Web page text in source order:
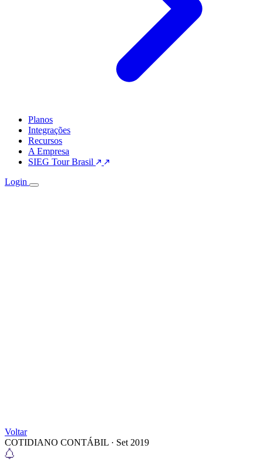
Planos
Integrações
Recursos
A Empresa
SIEG Tour Brasil
Login
Voltar
COTIDIANO CONTÁBIL · Set 2019